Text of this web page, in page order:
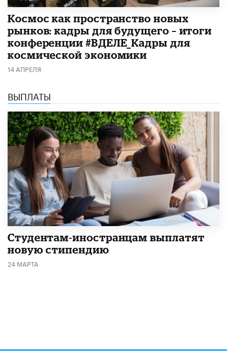
Космос как пространство новых
рынков: кадры для будущего – итоги
конференции #ВДЕЛЕ_Кадры для
космической экономики
14 АПРЕЛЯ
ВЫПЛАТЫ
Студентам-иностранцам выплатят
новую стипендию
24 МАРТА